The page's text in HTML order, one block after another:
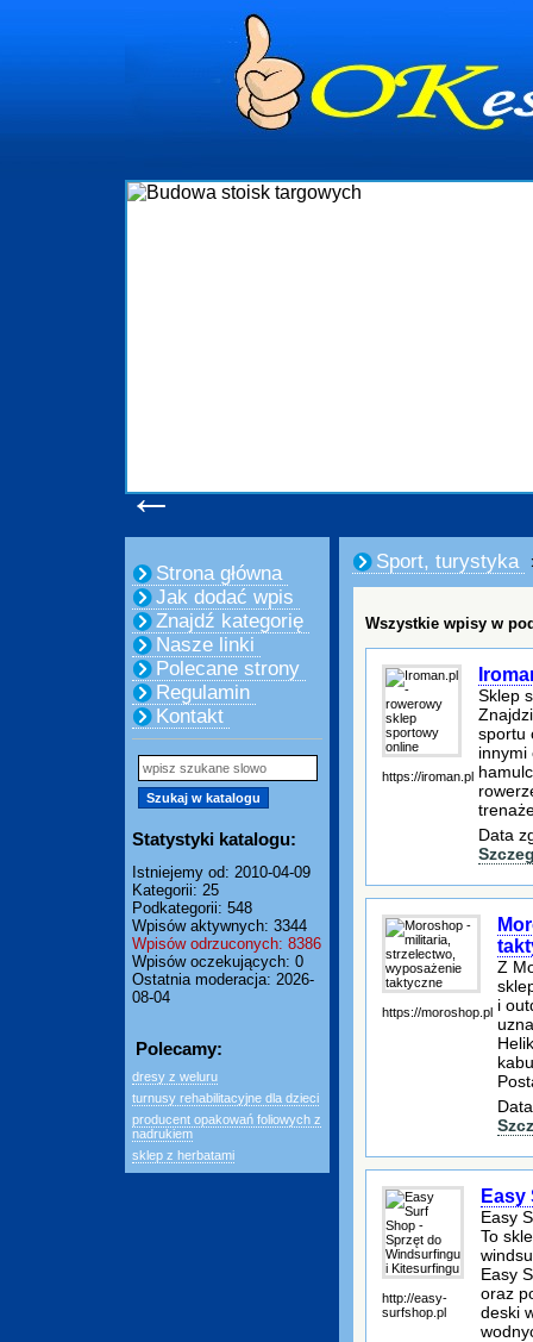
←
Strona główna
Jak dodać wpis
Znajdź kategorię
Nasze linki
Polecane strony
Regulamin
Kontakt
Statystyki katalogu:
Istniejemy od: 2010-04-09
Kategorii: 25
Podkategorii: 548
Wpisów aktywnych: 3344
Wpisów odrzuconych: 8386
Wpisów oczekujących: 0
Ostatnia moderacja: 2026-
08-04
Polecamy:
dresy z weluru
turnusy rehabilitacyjne dla dzieci
producent opakowań foliowych z
nadrukiem
sklep z herbatami
Sport, turystyka
Wszystkie wpisy w
https://iroman.pl
Sklep
sportu
innymi
Data
https://moroshop.pl
Z
i
http://easy-
surfshop.pl
Easy
To
Easy
oraz
deski